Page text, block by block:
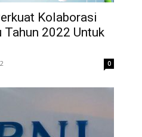
Kolaborasi
Tahun 2022 Untuk
0